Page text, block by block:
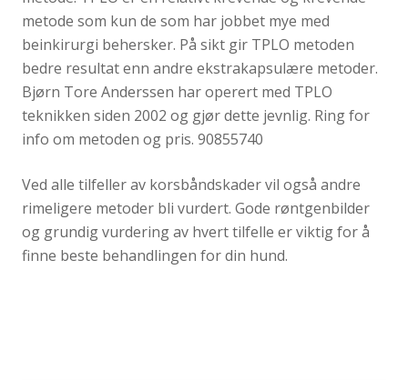
metode som kun de som har jobbet mye med
beinkirurgi behersker. På sikt gir TPLO metoden
bedre resultat enn andre ekstrakapsulære metoder.
Bjørn Tore Anderssen har operert med TPLO
teknikken siden 2002 og gjør dette jevnlig. Ring for
info om metoden og pris. 90855740
Ved alle tilfeller av korsbåndskader vil også andre
rimeligere metoder bli vurdert. Gode røntgenbilder
og grundig vurdering av hvert tilfelle er viktig for å
finne beste behandlingen for din hund.